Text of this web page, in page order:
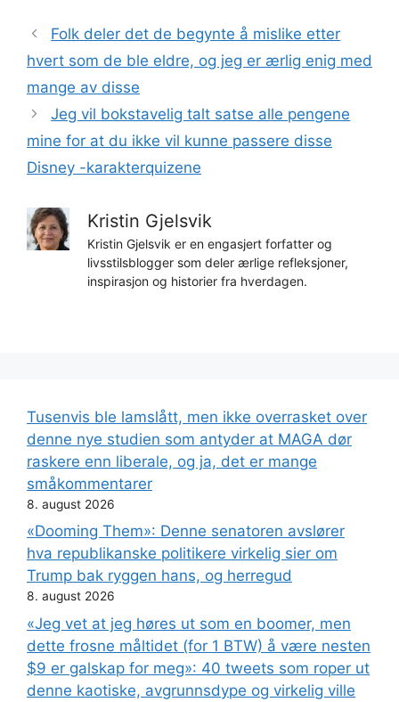
Folk deler det de begynte å mislike etter
hvert som de ble eldre, og jeg er ærlig enig med
mange av disse
Jeg vil bokstavelig talt satse alle pengene
mine for at du ikke vil kunne passere disse
Disney -karakterquizene
Kristin Gjelsvik
Kristin Gjelsvik er en engasjert forfatter og
livsstilsblogger som deler ærlige refleksjoner,
inspirasjon og historier fra hverdagen.
Tusenvis ble lamslått, men ikke overrasket over
denne nye studien som antyder at MAGA dør
raskere enn liberale, og ja, det er mange
småkommentarer
8. august 2026
«Dooming Them»: Denne senatoren avslører
hva republikanske politikere virkelig sier om
Trump bak ryggen hans, og herregud
8. august 2026
«Jeg vet at jeg høres ut som en boomer, men
dette frosne måltidet (for 1 BTW) å være nesten
$9 er galskap for meg»: 40 tweets som roper ut
denne kaotiske, avgrunnsdype og virkelig ville